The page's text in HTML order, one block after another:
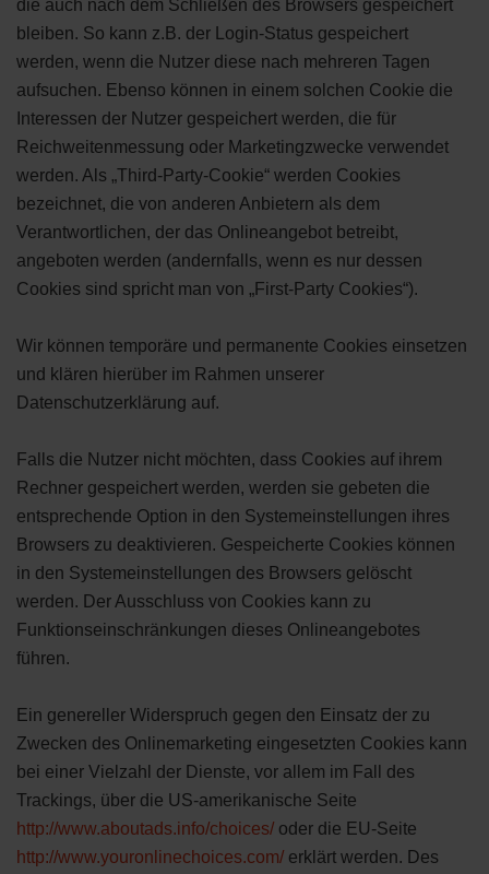
die auch nach dem Schließen des Browsers gespeichert
bleiben. So kann z.B. der Login-Status gespeichert
werden, wenn die Nutzer diese nach mehreren Tagen
aufsuchen. Ebenso können in einem solchen Cookie die
Interessen der Nutzer gespeichert werden, die für
Reichweitenmessung oder Marketingzwecke verwendet
werden. Als „Third-Party-Cookie“ werden Cookies
bezeichnet, die von anderen Anbietern als dem
Verantwortlichen, der das Onlineangebot betreibt,
angeboten werden (andernfalls, wenn es nur dessen
Cookies sind spricht man von „First-Party Cookies“).
Wir können temporäre und permanente Cookies einsetzen
und klären hierüber im Rahmen unserer
Datenschutzerklärung auf.
Falls die Nutzer nicht möchten, dass Cookies auf ihrem
Rechner gespeichert werden, werden sie gebeten die
entsprechende Option in den Systemeinstellungen ihres
Browsers zu deaktivieren. Gespeicherte Cookies können
in den Systemeinstellungen des Browsers gelöscht
werden. Der Ausschluss von Cookies kann zu
Funktionseinschränkungen dieses Onlineangebotes
führen.
Ein genereller Widerspruch gegen den Einsatz der zu
Zwecken des Onlinemarketing eingesetzten Cookies kann
bei einer Vielzahl der Dienste, vor allem im Fall des
Trackings, über die US-amerikanische Seite
http://www.aboutads.info/choices/ oder die EU-Seite
http://www.youronlinechoices.com/ erklärt werden. Des